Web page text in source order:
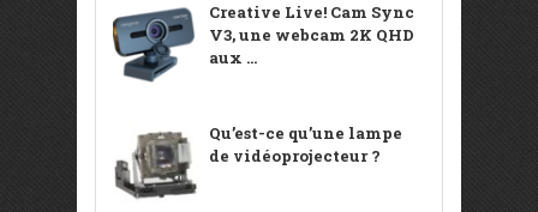
Creative Live! Cam Sync
V3, une webcam 2K QHD
aux ...
Qu’est-ce qu’une lampe
de vidéoprojecteur ?